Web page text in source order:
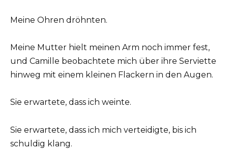
Meine Ohren dröhnten.
Meine Mutter hielt meinen Arm noch immer fest,
und Camille beobachtete mich über ihre Serviette
hinweg mit einem kleinen Flackern in den Augen.
Sie erwartete, dass ich weinte.
Sie erwartete, dass ich mich verteidigte, bis ich
schuldig klang.